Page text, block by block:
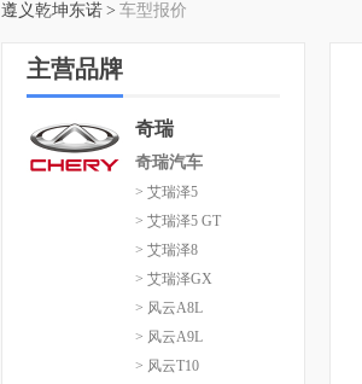
遵义乾坤东诺 > 车型报价
主营品牌
奇瑞
奇瑞汽车
> 艾瑞泽5
> 艾瑞泽5 GT
> 艾瑞泽8
> 艾瑞泽GX
> 风云A8L
> 风云A9L
> 风云T10